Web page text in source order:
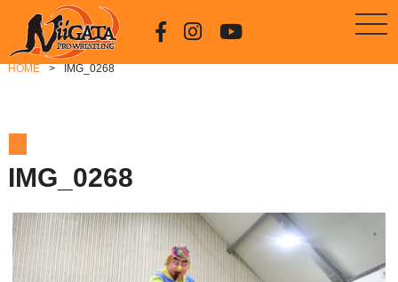
HOME IMG_0268
IMG_0268